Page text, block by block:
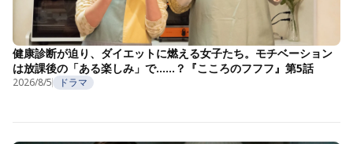
健康診断が迫り、ダイエットに燃える女子たち。モチベーション
は放課後の「ある楽しみ」で……？『こころのフフフ』第5話
2026/8/5 ドラマ